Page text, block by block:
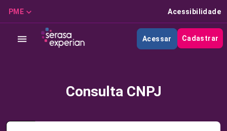
PME Acessibilidade
Acessar Cadastrar
Consulta CNPJ